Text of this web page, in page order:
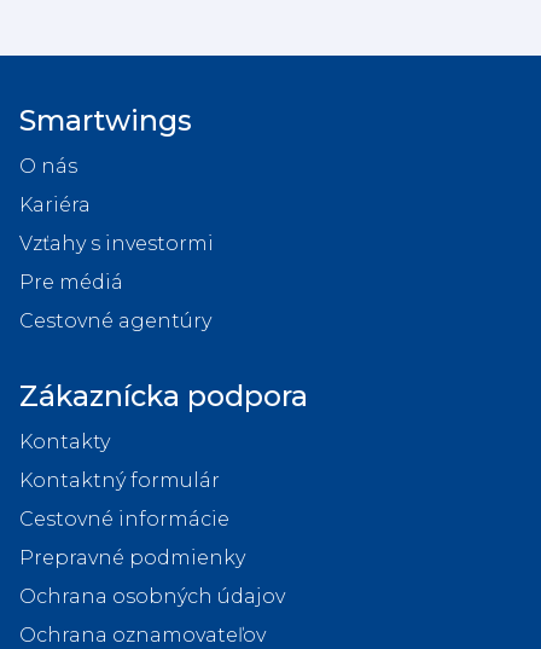
Smartwings
O nás
Kariéra
Vzťahy s investormi
Pre médiá
Cestovné agentúry
Zákaznícka podpora
Kontakty
Kontaktný formulár
Cestovné informácie
Prepravné podmienky
Ochrana osobných údajov
Ochrana oznamovateľov